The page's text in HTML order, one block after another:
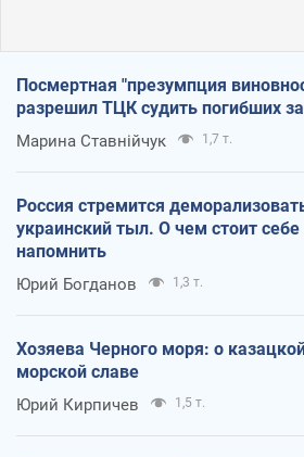
Посмертная "презумпция
разрешил ТЦК судить погибших
Марина Ставнійчук 1,7 т.
Россия стремится
украинский тыл. О чем стоит себе
напомнить
Юрий Богданов 1,3 т.
Хозяева Черного моря: о
морской славе
Юрий Кирпичев 1,5 т.